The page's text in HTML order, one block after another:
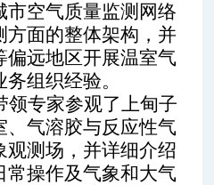
市空气质量监测网络
方面的整体架构，并
偏远地区开展温室气
组织经验。
领专家参观了上甸子
、气溶胶与反应性气
观测场，并详细介绍
常操作及气象和大气